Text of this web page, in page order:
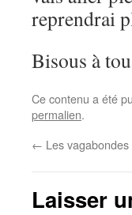
reprendrai
Bisous à
Ce contenu a été
permalien.
← Les
Laisser